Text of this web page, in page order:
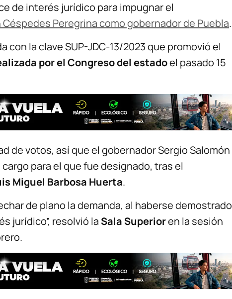
de interés jurídico para impugnar el
Céspedes Peregrina como gobernador de Puebla.
con la clave SUP-JDC-13/2023 que promovió el
por el Congreso del estadoel pasado 15
de votos, así que el gobernador Sergio Salomón
para el que fue designado, tras el
Miguel Barbosa Huerta.
de plano la demanda, al haberse demostrado
jurídico”, resolvió la Sala Superioren la sesión